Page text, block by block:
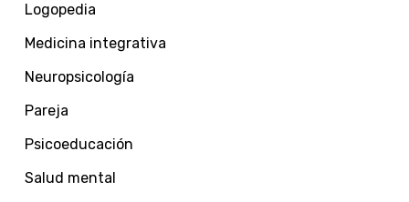
Logopedia
Medicina integrativa
Neuropsicología
Pareja
Psicoeducación
Salud mental